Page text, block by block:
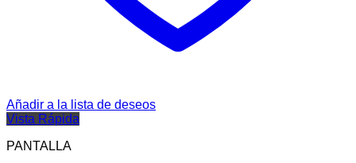
Añadir a la lista de deseos
Vista Rápida
PANTALLA